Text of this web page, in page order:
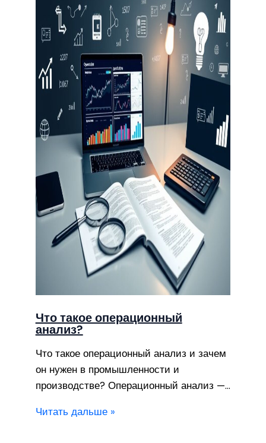
Что такое операционный
анализ?
Что такое операционный анализ и зачем
он нужен в промышленности и
производстве? Операционный анализ —…
Читать дальше »